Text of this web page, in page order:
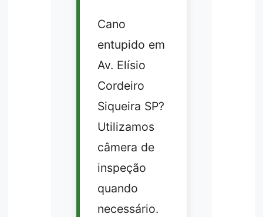
Cano
entupido em
Av. Elísio
Cordeiro
Siqueira SP?
Utilizamos
câmera de
inspeção
quando
necessário.